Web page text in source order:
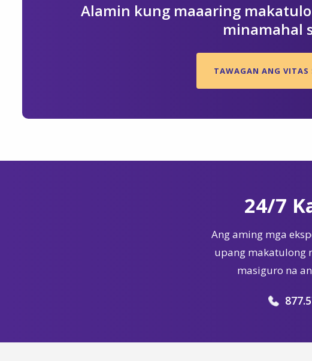
Alamin kung maaaring
minamahal
TAWAGAN ANG VITAS
24/7
Ang aming mga
upang makatulong
masiguro na